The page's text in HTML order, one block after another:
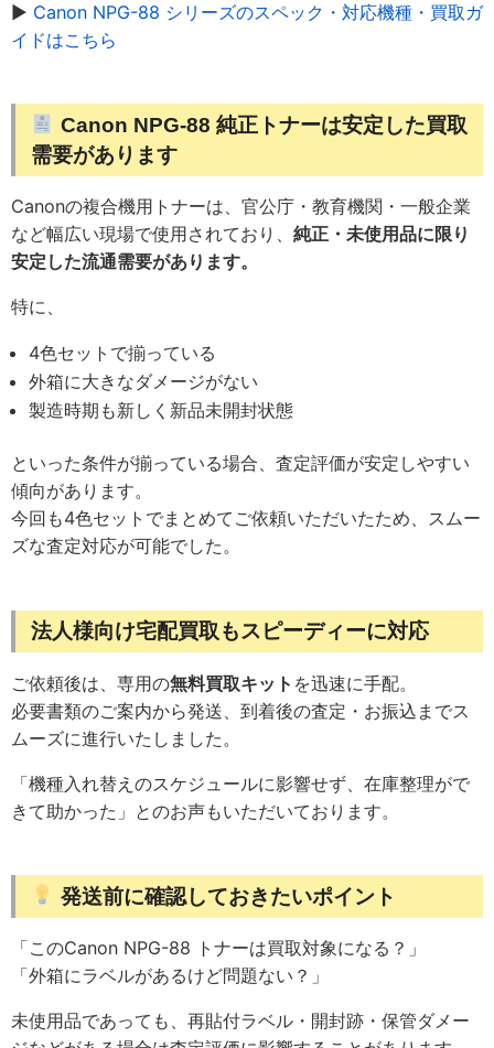
▶︎ Canon NPG-88 シリーズのスペック・対応機種・買取ガ
イドはこちら
Canon NPG-88 純正トナーは安定した買取
需要があります
Canonの複合機用トナーは、官公庁・教育機関・一般企業
など幅広い現場で使用されており、 純正・未使用品に限り
安定した流通需要があります。
特に、
4色セットで揃っている
外箱に大きなダメージがない
製造時期も新しく新品未開封状態
といった条件が揃っている場合、査定評価が安定しやすい
傾向があります。
今回も4色セットでまとめてご依頼いただいたため、スムー
ズな査定対応が可能でした。
法人様向け宅配買取もスピーディーに対応
ご依頼後は、専用の無料買取キット を迅速に手配。
必要書類のご案内から発送、到着後の査定・お振込までス
ムーズに進行いたしました。
「機種入れ替えのスケジュールに影響せず、在庫整理がで
きて助かった」とのお声もいただいております。
発送前に確認しておきたいポイント
「このCanon NPG-88 トナーは買取対象になる？」
「外箱にラベルがあるけど問題ない？」
未使用品であっても、再貼付ラベル・開封跡・保管ダメー